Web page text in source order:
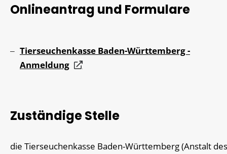
Onlineantrag und Formulare
Tierseuchenkasse Baden-Württemberg -
Anmeldung
Zuständige Stelle
die Tierseuchenkasse Baden-Württemberg (Anstalt des